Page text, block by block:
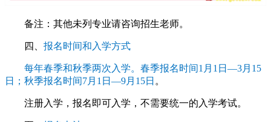
备注：其他未列专业请咨询招生老师。
四、 报名时间和入学方式
每年春季和秋季两次入学。春季报名时间1月1日—3月15
日；秋季报名时间7月1日—9月15日 。
注册入学，报名即可入学，不需要统一的入学考试。